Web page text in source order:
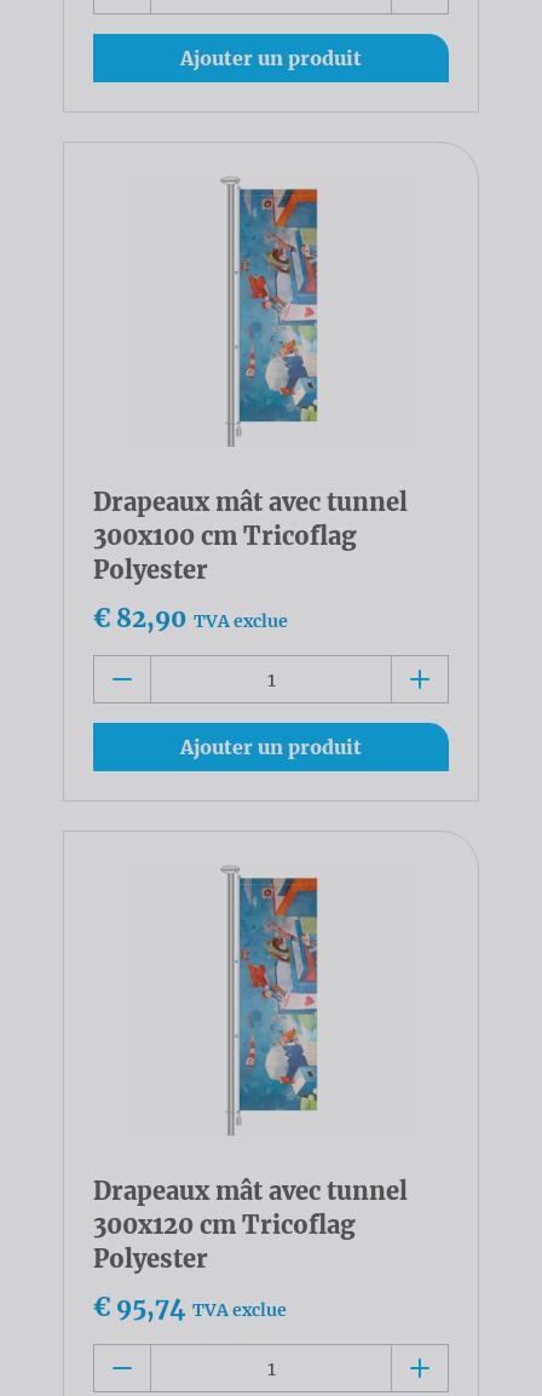
Ajouter un produit
Drapeaux mât avec tunnel
300x100 cm Tricoflag
Polyester
€ 82,90 TVA exclue
Ajouter un produit
Drapeaux mât avec tunnel
300x120 cm Tricoflag
Polyester
€ 95,74 TVA exclue